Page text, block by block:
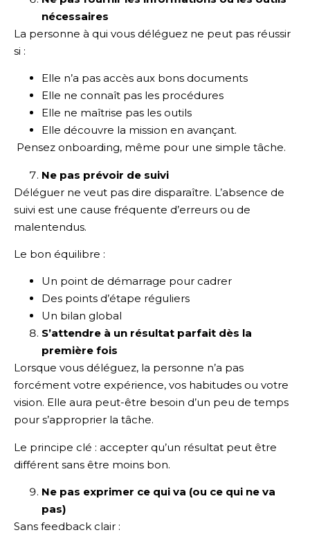
nécessaires
La personne à qui vous déléguez ne peut pas réussir
si :
Elle n’a pas accès aux bons documents
Elle ne connaît pas les procédures
Elle ne maîtrise pas les outils
Elle découvre la mission en avançant.
Pensez onboarding, même pour une simple tâche.
Ne pas prévoir de suivi
Déléguer ne veut pas dire disparaître. L’absence de
suivi est une cause fréquente d’erreurs ou de
malentendus.
Le bon équilibre :
Un point de démarrage pour cadrer
Des points d’étape réguliers
Un bilan global
S’attendre à un résultat parfait dès la
première fois
Lorsque vous déléguez, la personne n’a pas
forcément votre expérience, vos habitudes ou votre
vision. Elle aura peut-être besoin d’un peu de temps
pour s’approprier la tâche.
Le principe clé : accepter qu’un résultat peut être
différent sans être moins bon.
Ne pas exprimer ce qui va (ou ce qui ne va
pas)
Sans feedback clair :